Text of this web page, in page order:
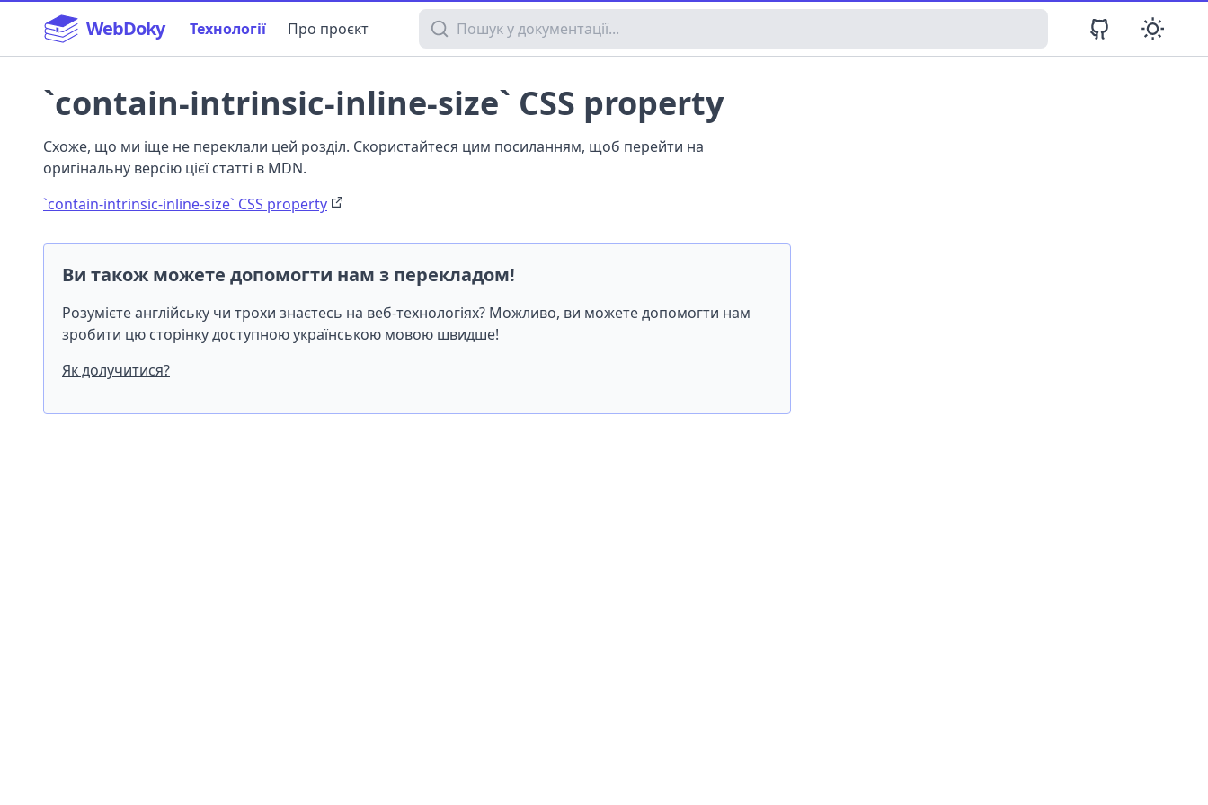
WebDoky Технології Про проєкт Пошук у документації
`contain-intrinsic-inline-size` CSS property
Схоже, що ми іще не переклали цей розділ. Скористайтеся цим посиланням, щоб перейти на
оригінальну версію цієї статті в MDN.
`contain-intrinsic-inline-size` CSS property
Ви також можете допомогти нам з перекладом!
Розумієте англійську чи трохи знаєтесь на веб-технологіях? Можливо, ви можете допомогти нам
зробити цю сторінку доступною українською мовою швидше!
Як долучитися?